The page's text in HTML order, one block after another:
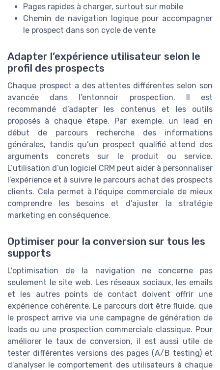
Pages rapides à charger, surtout sur mobile
Chemin de navigation logique pour accompagner
le prospect dans son cycle de vente
Adapter l’expérience utilisateur selon le
profil des prospects
Chaque prospect a des attentes différentes selon son
avancée dans l’entonnoir prospection. Il est
recommandé d’adapter les contenus et les outils
proposés à chaque étape. Par exemple, un lead en
début de parcours recherche des informations
générales, tandis qu’un prospect qualifié attend des
arguments concrets sur le produit ou service.
L’utilisation d’un logiciel CRM peut aider à personnaliser
l’expérience et à suivre le parcours achat des prospects
clients. Cela permet à l’équipe commerciale de mieux
comprendre les besoins et d’ajuster la stratégie
marketing en conséquence.
Optimiser pour la conversion sur tous les
supports
L’optimisation de la navigation ne concerne pas
seulement le site web. Les réseaux sociaux, les emails
et les autres points de contact doivent offrir une
expérience cohérente. Le parcours doit être fluide, que
le prospect arrive via une campagne de génération de
leads ou une prospection commerciale classique. Pour
améliorer le taux de conversion, il est aussi utile de
tester différentes versions des pages (A/B testing) et
d’analyser le comportement des utilisateurs à chaque